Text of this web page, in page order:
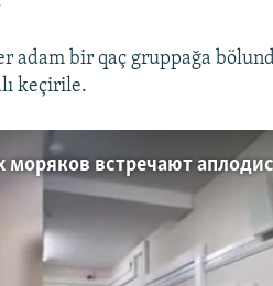
adam bir qaç gruppağa
keçirile.